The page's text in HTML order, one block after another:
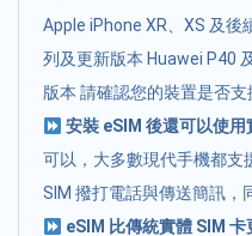
Apple iPhone XR、XS 及後
列及更新版本 Huawei P40
版本 請確認您的裝置是否支
安裝 eSIM 後還可以使用
可以，大多數現代手機都支
SIM 撥打電話與傳送簡訊，
eSIM 比傳統實體 SIM 卡